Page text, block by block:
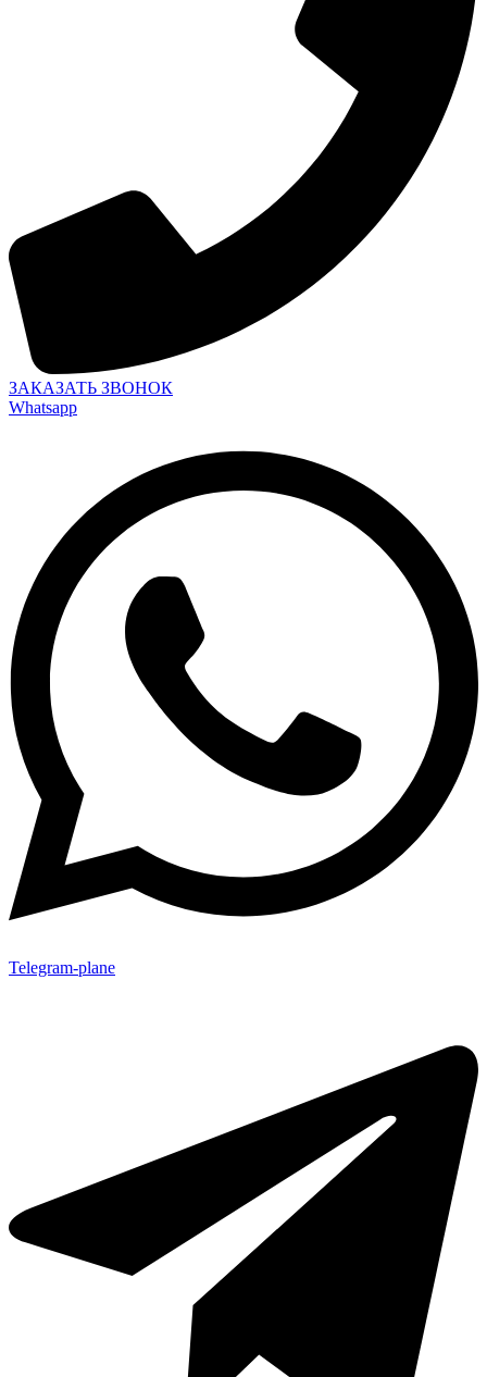
ЗАКАЗАТЬ ЗВОНОК
Whatsapp
Telegram-plane